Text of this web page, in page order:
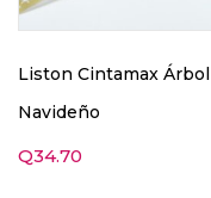
Liston Cintamax Árbol
Navideño
Q34.70